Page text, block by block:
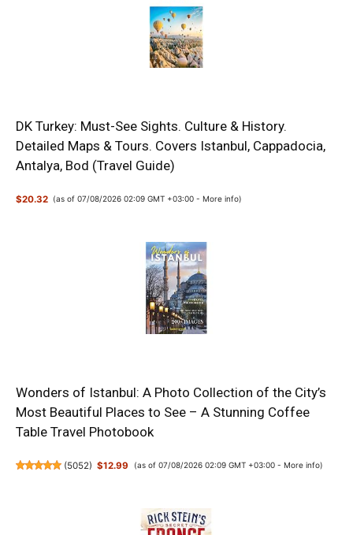
DK Turkey: Must-See Sights. Culture & History.
Detailed Maps & Tours. Covers Istanbul, Cappadocia,
Antalya, Bod (Travel Guide)
$20.32 (as of 07/08/2026 02:09 GMT +03:00 - More info)
Wonders of Istanbul: A Photo Collection of the City’s
Most Beautiful Places to See – A Stunning Coffee
Table Travel Photobook
(5052) $12.99 (as of 07/08/2026 02:09 GMT +03:00 - More info)